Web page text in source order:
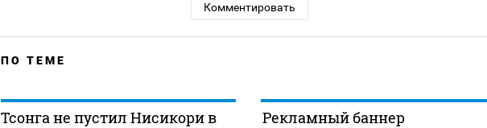
Комментировать
ПО ТЕМЕ
Тсонга не пустил Нисикори в
Рекламный баннер